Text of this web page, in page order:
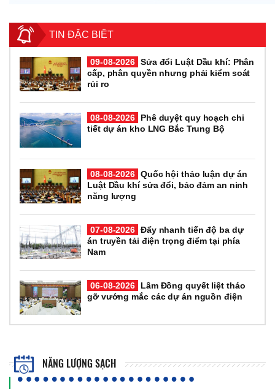
TIN ĐẶC BIỆT
09-08-2026 Sửa đổi Luật Dầu khí: Phân
cấp, phân quyền nhưng phải kiểm soát
rủi ro
08-08-2026
Phê duyệt quy hoạch chi
tiết dự án kho LNG Bắc Trung Bộ
08-08-2026 Quốc hội thảo luận dự án
Luật Dầu khí sửa đổi, bảo đảm an ninh
năng lượng
07-08-2026 Đẩy nhanh tiến độ ba dự
án truyền tải điện trọng điểm tại phía
Nam
06-08-2026
Lâm Đồng quyết liệt tháo
gỡ vướng mắc các dự án nguồn điện
NĂNG LƯỢNG SẠCH